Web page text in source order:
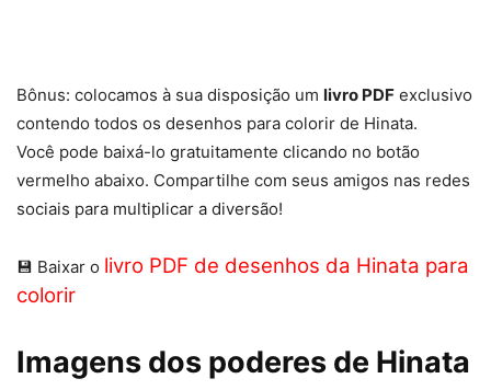
Bônus: colocamos à sua disposição um livro PDF exclusivo
contendo todos os desenhos para colorir de Hinata.
Você pode baixá-lo gratuitamente clicando no botão
vermelho abaixo. Compartilhe com seus amigos nas redes
sociais para multiplicar a diversão!
💾 Baixar o livro PDF de desenhos da Hinata para
colorir
Imagens dos poderes de Hinata